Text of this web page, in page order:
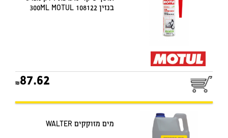
בנזין 300ML MOTUL 108122
87.62
מים מזוקקים WALTER